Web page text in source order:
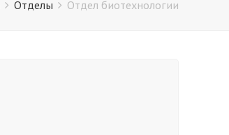
Отделы Отдел биотехнологии